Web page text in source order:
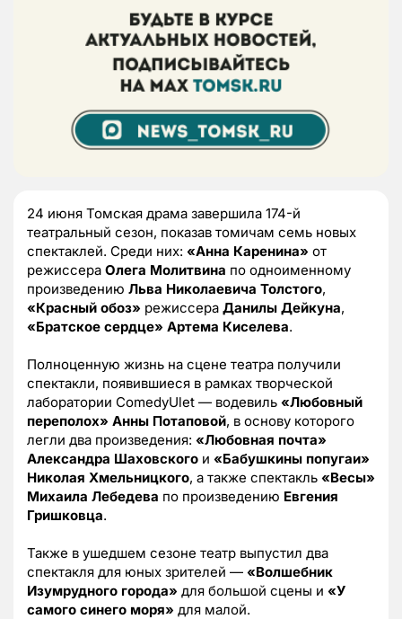
24 июня Томская драма завершила 174-й
театральный сезон, показав томичам семь новых
спектаклей. Среди них: «Анна Каренина» от
режиссера Олега Молитвина по одноименному
произведению Льва Николаевича Толстого,
«Красный обоз» режиссера Данилы Дейкуна,
«Братское сердце» Артема Киселева.
Полноценную жизнь на сцене театра получили
спектакли, появившиеся в рамках творческой
лаборатории ComedyUlеt — водевиль «Любовный
переполох» Анны Потаповой, в основу которого
легли два произведения: «Любовная почта»
Александра Шаховского и «Бабушкины попугаи»
Николая Хмельницкого, а также спектакль «Весы»
Михаила Лебедева по произведению Евгения
Гришковца.
Также в ушедшем сезоне театр выпустил два
спектакля для юных зрителей — «Волшебник
Изумрудного города» для большой сцены и «У
самого синего моря» для малой.